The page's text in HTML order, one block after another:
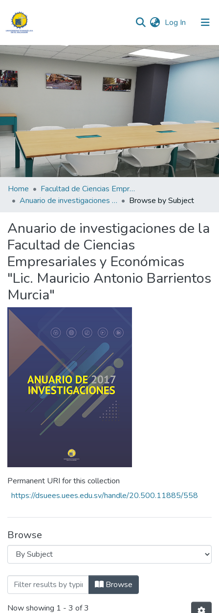
Log In (current)
Communities & Collections
All of DSpace
Home
Facultad de Ciencias Empresariales
Anuario de investigaciones de la Facultad de Ciencias Empresariales y Económicas "Lic. Mauricio Antonio Barrientos Murcia"
Browse by Subject
Anuario de investigaciones de la
Facultad de Ciencias
Empresariales y Económicas
"Lic. Mauricio Antonio Barrientos
Murcia"
Permanent URI for this collection
https://dsuees.uees.edu.sv/handle/20.500.11885/558
Browse
Browsing Anuario de investigaciones
Browse
Now showing 1 - 3 of 3